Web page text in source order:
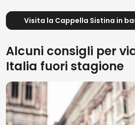
Visita la Cappella Sistina in
Alcuni consigli per
Italia fuori stagione